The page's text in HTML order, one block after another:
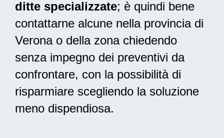
ditte specializzate; è quindi bene
contattarne alcune nella provincia di
Verona o della zona chiedendo
senza impegno dei preventivi da
confrontare, con la possibilità di
risparmiare scegliendo la soluzione
meno dispendiosa.